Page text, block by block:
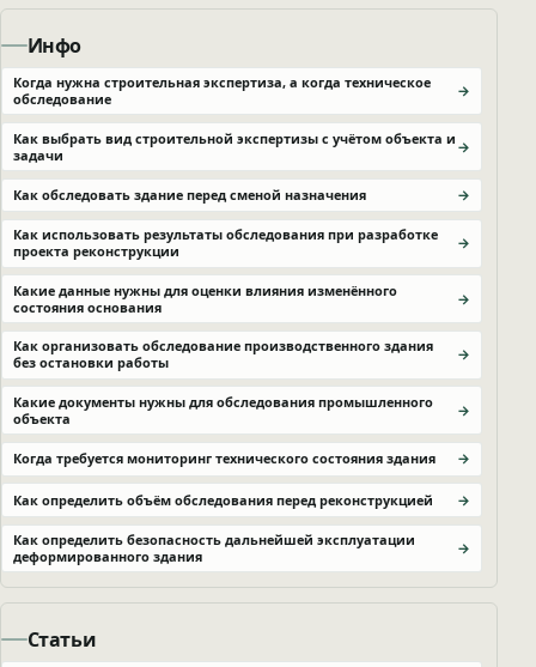
Инфо
Когда нужна строительная экспертиза, а когда техническое
обследование
Как выбрать вид строительной экспертизы с учётом объекта и
задачи
Как обследовать здание перед сменой назначения
Как использовать результаты обследования при разработке
проекта реконструкции
Какие данные нужны для оценки влияния изменённого
состояния основания
Как организовать обследование производственного здания
без остановки работы
Какие документы нужны для обследования промышленного
объекта
Когда требуется мониторинг технического состояния здания
Как определить объём обследования перед реконструкцией
Как определить безопасность дальнейшей эксплуатации
деформированного здания
Статьи